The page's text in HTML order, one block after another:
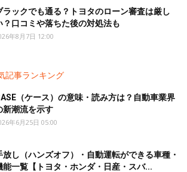
ラックでも通る？トヨタのローン審査は厳し
？口コミや落ちた後の対処法も
年8月7日 12:00
記事ランキング
（ケース）の意味・読み方は？自動車業界
新潮流を示す
年6月25日 05:00
放し（ハンズオフ）・自動運転ができる車種・
能一覧【トヨタ・ホンダ・日産・スバ...